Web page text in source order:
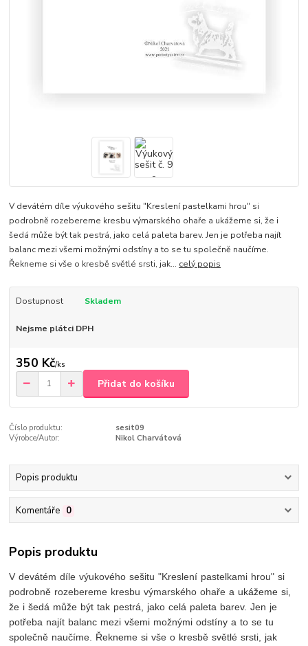
V devátém díle výukového sešitu "Kreslení pastelkami hrou" si
podrobně rozebereme kresbu výmarského ohaře a ukážeme si, že i
šedá může být tak pestrá, jako celá paleta barev. Jen je potřeba najít
balanc mezi všemi možnými odstíny a to se tu společně naučíme.
Řekneme si vše o kresbě světlé srsti, jak... celý popis
Dostupnost Skladem
Nejsme plátci DPH
350 Kč/ks
Přidat do košíku
Číslo produktu:
sesit09
Výrobce/Autor:
Nikol Charvátová
Popis produktu
Komentáře 0
Popis produktu
V devátém díle výukového sešitu "Kreslení pastelkami hrou" si
podrobně rozebereme kresbu výmarského ohařea ukážeme si,
že i šedá může být tak pestrá, jako celá paleta barev. Jen je
potřeba najít balanc mezi všemi možnými odstíny a to se tu
společně naučíme. Řekneme si vše o kresbě světlé srsti, jak